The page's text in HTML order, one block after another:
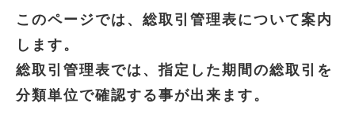
このページでは、総取引管理表について案内
します。
総取引管理表では、指定した期間の総取引を
分類単位で確認する事が出来ます。